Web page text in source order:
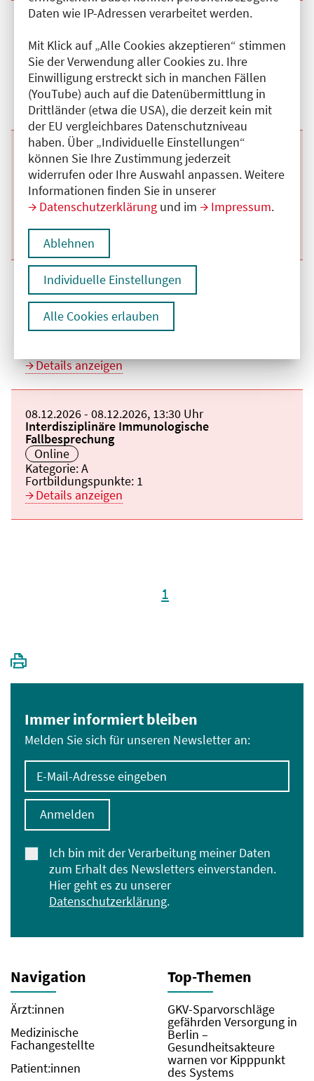
Daten wie IP-Adressen verarbeitet werden.
Mit Klick auf „Alle Cookies akzeptieren“ stimmen
Sie der Verwendung aller Cookies zu. Ihre
Einwilligung erstreckt sich in manchen Fällen
(YouTube) auch auf die Datenübermittlung in
Drittländer (etwa die USA), die derzeit kein mit
der EU vergleichbares Datenschutzniveau
haben. Über „Individuelle Einstellungen“
können Sie Ihre Zustimmung jederzeit
widerrufen oder Ihre Auswahl anpassen. Weitere
Informationen finden Sie in unserer
Datenschutzerklärung und im Impressum.
Ablehnen
Individuelle Einstellungen
Alle Cookies erlauben
Veranstaltungstitel:
Interdisziplinäre Immunologische
Fallbesprechung
Veranstaltungsort:
Online
Kategorie:A
Fortbildungspunkte:1
Details anzeigen
Beginn:
13.10.2026Ende und Anfangszeit:
- 13.10.2026,13:30 Uhr
Veranstaltungstitel:
Interdisziplinäre Immunologische
Fallbesprechung
Veranstaltungsort:
Online
Kategorie:A
Details anzeigen
Beginn:
10.11.2026Ende und Anfangszeit:
-10.11.2026,13:30 Uhr
Veranstaltungstitel:
Interdisziplinäre Immunologische
Fallbesprechung
Veranstaltungsort:
Online
Details anzeigen
Beginn:
08.12.2026Ende und Anfangszeit:
- 08.12.2026, 13:30 Uhr
Veranstaltungstitel:
Interdisziplinäre Immunologische
Fallbesprechung
Veranstaltungsort:
Online
Kategorie:A
Fortbildungspunkte: 1
Details anzeigen
1
Immer informiert bleiben
Melden Sie sich für unseren Newsletter an:
E-Mail-Adresse eingeben
Ich bin mit der Verarbeitung meiner Daten
zum Erhalt des Newsletters einverstanden.
Hier geht es zu unserer
Datenschutzerklärung.
Anmelden
Navigation
Ärzt:innen
Medizinische
Fachangestellte
Patient:innen
Top-Themen
GKV-Sparvorschläge
gefährden Versorgung in
Berlin –
Gesundheitsakteure
warnen vor Kipppunkt
des Systems